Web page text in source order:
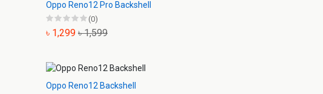
Oppo Reno12 Pro Backshell
(0)
৳ 1,299 ৳ 1,599
Oppo Reno12 Backshell